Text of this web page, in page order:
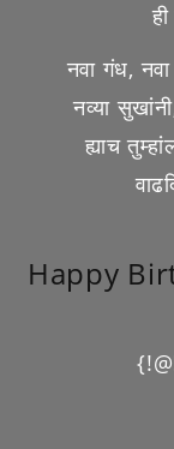
नवा गंध,
नव्या
ह्याच
Happy